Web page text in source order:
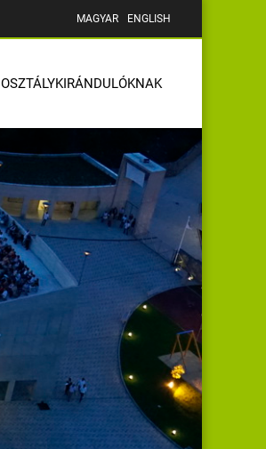
MAGYAR ENGLISH
OSZTÁLYKIRÁNDULÓKNAK